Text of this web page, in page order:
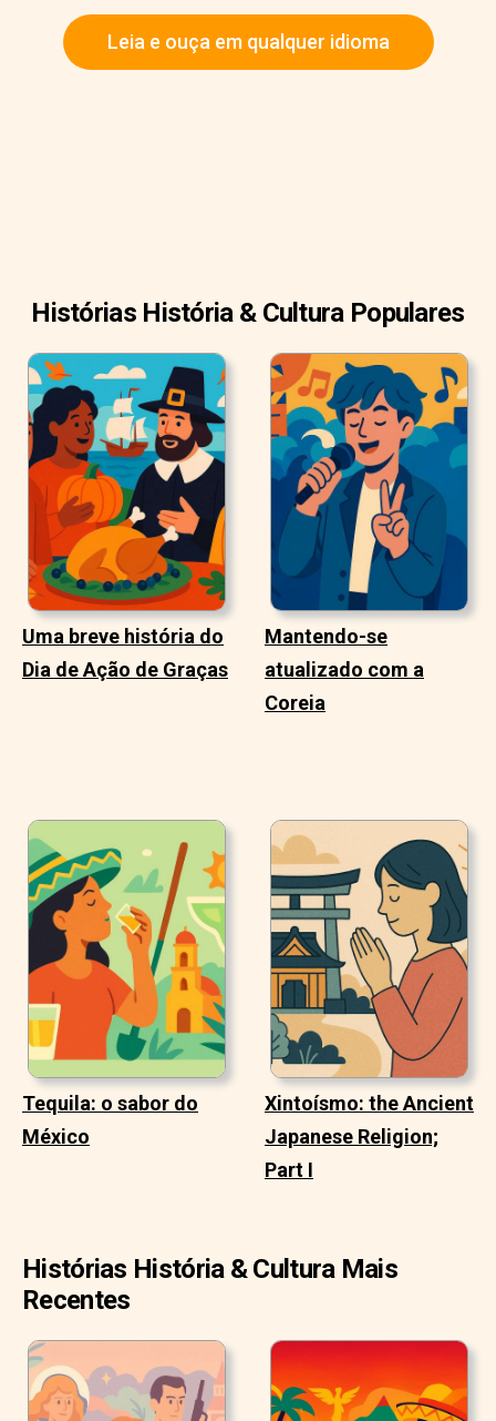
Leia e ouça em qualquer idioma
Histórias História & Cultura Populares
Uma breve história do
Dia de Ação de Graças
Mantendo-se
atualizado com a
Coreia
Tequila: o sabor do
México
Xintoísmo: the Ancient
Japanese Religion;
Part I
Histórias História & Cultura Mais
Recentes